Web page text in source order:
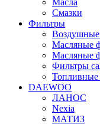
Масла
Смазки
Фильтры
Масляные
Масляные
Фильтры
Топливные
DAEWOO
ЛАНОС
Nexia
МАТИЗ